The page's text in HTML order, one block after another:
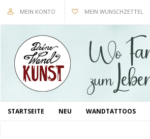
MEIN KONTO MEIN WUNSCHZETTEL
STARTSEITE NEU WANDTATTOOS